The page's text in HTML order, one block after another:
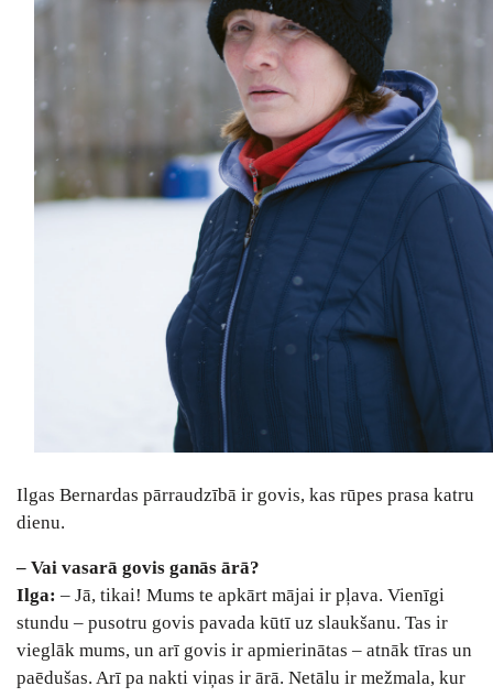
Ilgas Bernardas pārraudzībā ir govis, kas rūpes prasa katru
dienu.
– Vai vasarā govis ganās ārā?
Ilga: – Jā, tikai! Mums te apkārt mājai ir pļava. Vienīgi
stundu – pusotru govis pavada kūtī uz slaukšanu. Tas ir
vieglāk mums, un arī govis ir apmierinātas – atnāk tīras un
paēdušas. Arī pa nakti viņas ir ārā. Netālu ir mežmala, kur